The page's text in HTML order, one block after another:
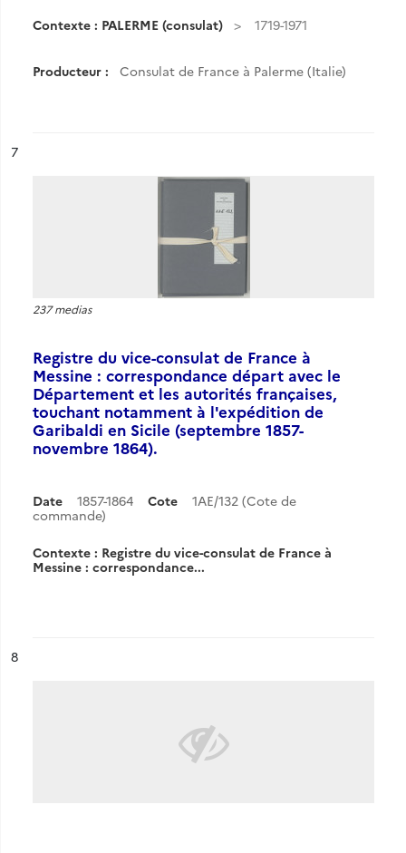
Contexte : PALERME (consulat) 1719-1971
Producteur : Consulat de France à Palerme (Italie)
n°
7
237 medias
Registre du vice-consulat de France à
Messine : correspondance départ avec le
Département et les autorités françaises,
touchant notamment à l'expédition de
Garibaldi en Sicile (septembre 1857-
novembre 1864).
Date 1857-1864 Cote
1AE/132 (Cote de
commande)
Contexte : Registre du vice-consulat de France à
Messine : correspondance...
n°
8